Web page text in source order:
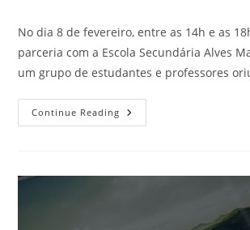
No dia 8 de fevereiro, entre as 14h e as
parceria com a Escola Secundária Alves
um grupo de estudantes e professores
Continue Reading